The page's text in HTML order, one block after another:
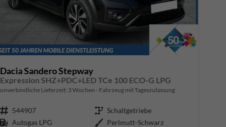
Dacia Sandero Stepway
Expression SHZ+PDC+LED TCe 100 ECO-G LPG
unverbindliche Lieferzeit: 3 Wochen Fahrzeug mit Tageszulassung
Fahrzeugnr. 544907 Getriebe Schaltgetriebe
Kraftstoff Autogas LPG Außenfarbe Perlmutt-Schwarz